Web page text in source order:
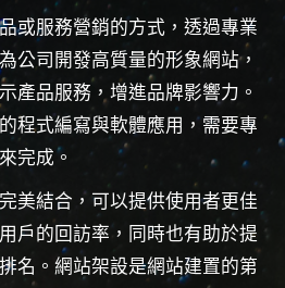
或服務營銷的方式，透過專業
為公司開發高質量的形象網站，
產品服務，增進品牌影響力。
程式編寫與軟體應用，需要專
完成。
美結合，可以提供使用者更佳
戶的回訪率，同時也有助於提
名。網站架設是網站建置的第